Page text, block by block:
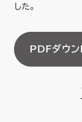
お役立ち情報
採用
した。
PDFダウン